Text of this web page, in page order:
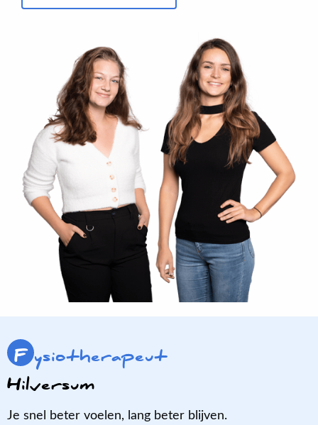
F ysiotherapeut
Hilversum
Je snel beter voelen, lang beter blijven.